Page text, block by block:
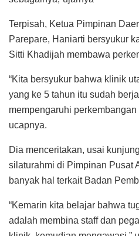
Terpisah, Ketua Pimpinan
Parepare, Haniarti bersyukur
Sitti Khadijah membawa
“Kita bersyukur bahwa klinik
yang ke 5 tahun itu sudah
mempengaruhi
ucapnya.
Dia menceritakan, usai
silaturahmi di Pimpinan Pusat
banyak hal terkait Badan
“Kemarin kita belajar bahwa
adalah membina staff dan